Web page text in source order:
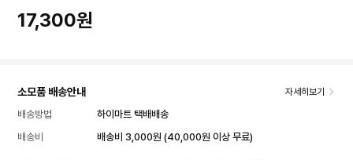
17,300원
소모품 배송안내 자세히보기
배송방법
하이마트 택배배송
배송비
배송비 3,000원 (40,000원 이상 무료)